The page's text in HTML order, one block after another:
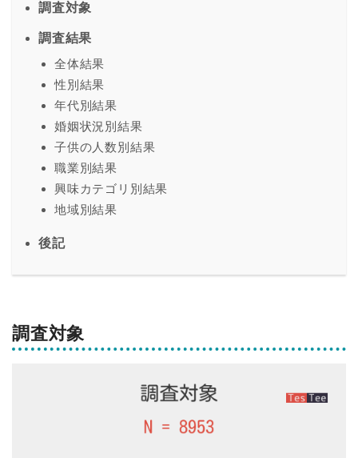
調査対象
調査結果
全体結果
性別結果
年代別結果
婚姻状況別結果
子供の人数別結果
職業別結果
興味カテゴリ別結果
地域別結果
後記
調査対象